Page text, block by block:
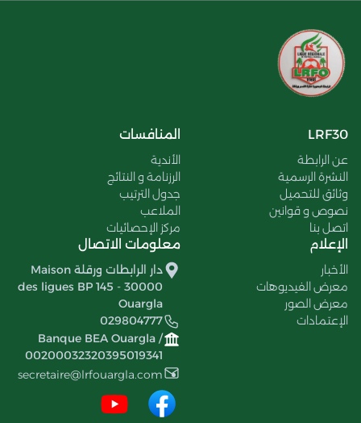
LRF30
عن الرابطة
النشرة الرسمية
وثائق للتحميل
نصوص و قوانين
اتصل بنا
المنافسات
الأندية
الرزنامة و النتائج
جدول الترتيب
الملاعب
مركز الإحصائيات
الإعلام
الأخبار
معرض الفيديوهات
معرض الصور
الإعتمادات
معلومات الاتصال
دار الرابطات ورقلة Maison
des ligues BP 145 - 30000
Ouargla
029804777
Banque BEA Ouargla /
00200032320395019341
secretaire@lrfouargla.com